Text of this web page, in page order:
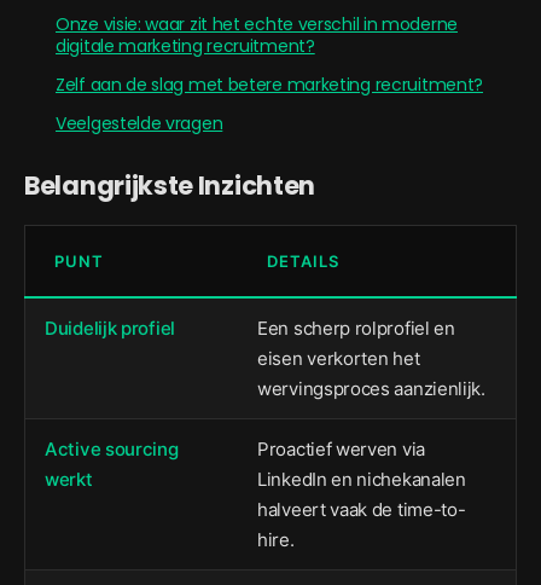
Onze visie: waar zit het echte verschil in moderne
digitale marketing recruitment?
Zelf aan de slag met betere marketing recruitment?
Veelgestelde vragen
Belangrijkste Inzichten
PUNT DETAILS
Duidelijk profiel
Een scherp rolprofiel en
eisen verkorten het
wervingsproces aanzienlijk.
Active sourcing
werkt
Proactief werven via
LinkedIn en nichekanalen
halveert vaak de time-to-
hire.